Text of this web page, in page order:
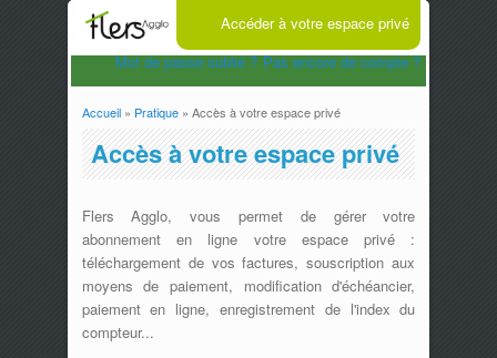
Accéder à votre espace privé
Pas encore de compte ?
Mot de passe oublié ?
Vous êtes ici
Accueil» Pratique» Accès à votre espace privé
Accès à votre espace privé
Flers Agglo, vous permet de gérer votre
abonnement en ligne votre espace privé :
téléchargement de vos factures, souscription aux
moyens de paiement, modification d'échéancier,
paiement en ligne, enregistrement de l'index du
compteur...